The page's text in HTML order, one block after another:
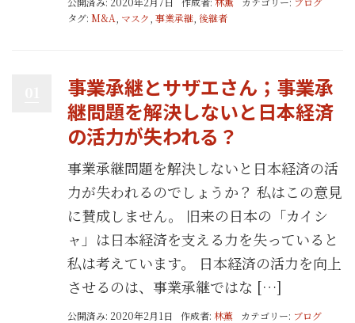
タグ: M&A マスク 事業承継 後継者
事業承継とサザエさん；事業承
継問題を解決しないと日本経済
の活力が失われる？
事業承継問題を解決しないと日本経済の活
力が失われるのでしょうか？ 私はこの意見
に賛成しません。 旧来の日本の「カイシ
ャ」は日本経済を支える力を失っていると
私は考えています。 日本経済の活力を向上
させるのは、事業承継ではな […]
公開済み: 2020年2月1日 作成者: 林薫 カテゴリー: ブログ